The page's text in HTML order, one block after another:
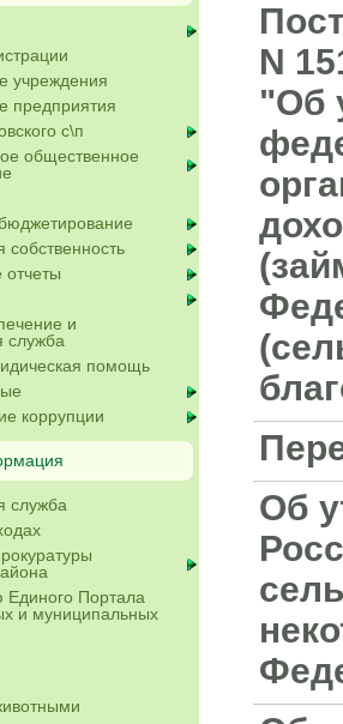
учреждения
предприятия
с\п
общественное
отчеты
и
служба
помощь
коррупции
служба
Единого Портала
и муниципальных
N
"Об
Об